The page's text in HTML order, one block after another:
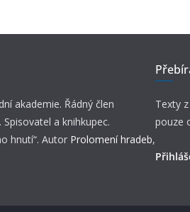
akademie. Řádný člen
a knihkupec.
hnutí“. Autor Prolomení hradeb,
Texty
pouze